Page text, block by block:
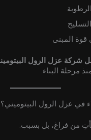
المبنى
شركة عزل الرول البيتوميني
مرحلة البناء.
في عزل الرول البيتوميني؟
تأتِ من فراغ، بل بسبب: